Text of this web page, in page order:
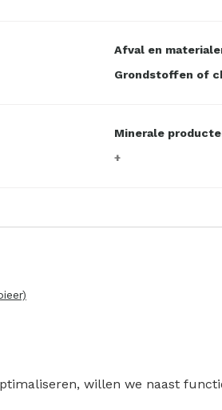
Afval en
Grondstoffen of
Minerale
willen we naast